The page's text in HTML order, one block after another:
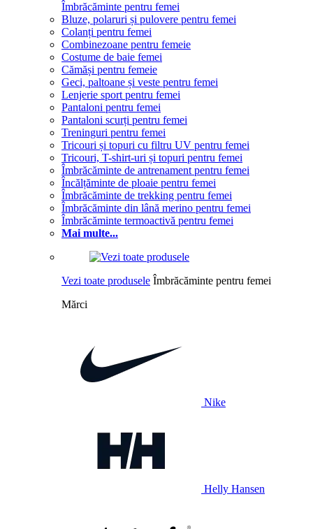
Îmbrăcăminte pentru femei
Bluze, polaruri și pulovere pentru femei
Colanți pentru femei
Combinezoane pentru femeie
Costume de baie femei
Cămăși pentru femeie
Geci, paltoane și veste pentru femei
Lenjerie sport pentru femei
Pantaloni pentru femei
Pantaloni scurți pentru femei
Treninguri pentru femei
Tricouri și topuri cu filtru UV pentru femei
Tricouri, T-shirt-uri și topuri pentru femei
Îmbrăcăminte de antrenament pentru femei
Încălțăminte de ploaie pentru femei
Îmbrăcăminte de trekking pentru femei
Îmbrăcăminte din lână merino pentru femei
Îmbrăcăminte termoactivă pentru femei
Mai multe...
Vezi toate produsele Îmbrăcăminte pentru femei
Mărci
Nike
Helly Hansen